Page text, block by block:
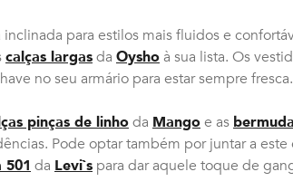
inclinada para estilos mais fluidos e
calças largasda Oyshoà sua lista. Os
no seu armário para estar sempre fresca.
pinças de linhoda Mangoe as
Pode optar também por juntar a
501 da Levi`s para dar aquele toque de